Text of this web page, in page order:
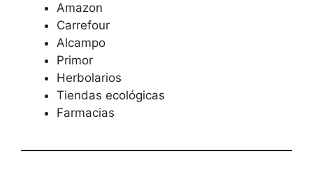
Amazon
Carrefour
Alcampo
Primor
Herbolarios
Tiendas ecológicas
Farmacias